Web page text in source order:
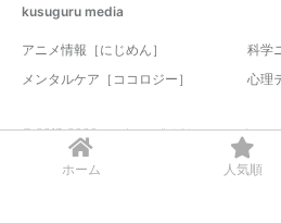
ホーム 人気順
kusuguru media
アニメ情報［にじめん］
科学
メンタルケア［ココロジー］
心理
© 2017-2026 nazology. all rights reserved.